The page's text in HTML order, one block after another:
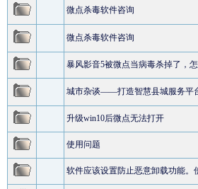
微点杀毒软件咨询
微点杀毒软件咨询
暴风影音5被微点当病毒杀掉了，
城市杂谈——打造智慧县城服务平
升级win10后微点无法打开
使用问题
软件应该设置防止恶意卸载功能。